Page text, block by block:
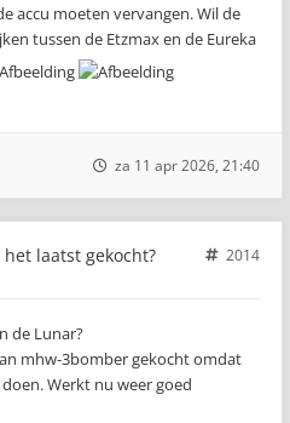
accu moeten vervangen. Wil de
tussen de Etzmax en de Eureka
za 11 apr 2026, 21:40
laatst gekocht?
2014
de Lunar?
mhw-3bomber gekocht omdat
Werkt nu weer goed